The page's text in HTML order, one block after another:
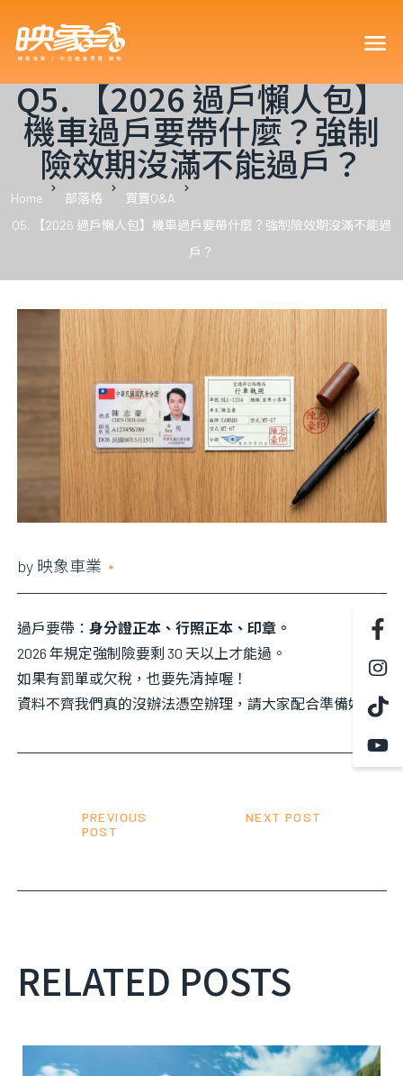
Q5. 【2026 過戶懶人包】
機車過戶要帶什麼？強制
險效期沒滿不能過戶？
Home 部落格
買賣Q&A
Q5. 【2026 過戶懶人包】機車過戶要帶什麼？強制險效期沒滿不能過
戶？
by 映象車業
過戶要帶： 身分證正本、行照正本、印章。
2026 年規定強制險要剩 30 天以上才能過。
如果有罰單或欠稅，也要先清掉喔！
資料不齊我們真的沒辦法憑空辦理，請大家配合準備好。
PREVIOUS
POST
NEXT POST
RELATED POSTS
可以
嗎？